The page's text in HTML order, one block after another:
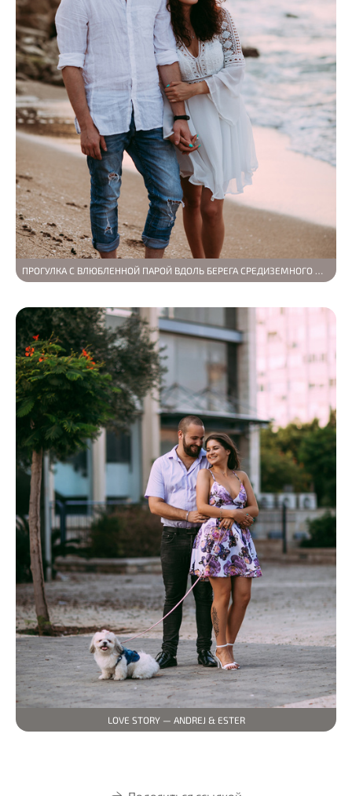
ПРОГУЛКА С ВЛЮБЛЕННОЙ ПАРОЙ ВДОЛЬ БЕРЕГА СРЕДИЗЕМНОГО МОРЯ В ИЗРАИЛЕ, ГОРОД ХАЙ…
LOVE STORY — ANDREJ & ESTER